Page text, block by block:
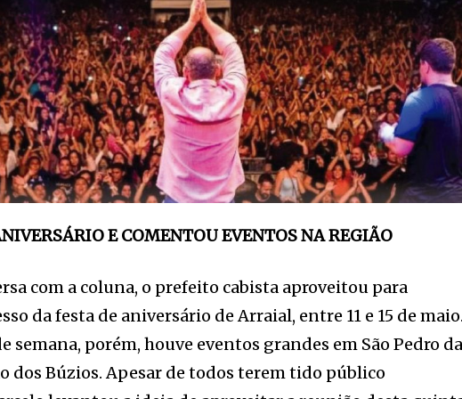
E COMENTOU EVENTOS NA REGIÃO
com a coluna, o prefeito cabista aproveitou para
da festa de aniversário de Arraial, entre 11 e 15 de
semana, porém, houve eventos grandes em São Pedro
dos Búzios. Apesar de todos terem tido público